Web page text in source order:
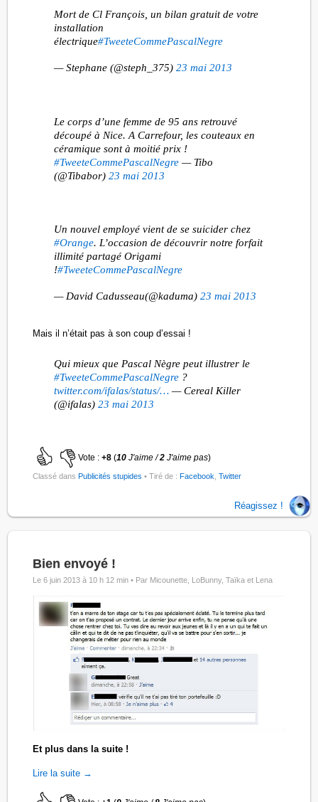
Mort de Cl François, un bilan gratuit de votre
installation
électrique#TweeteCommePascalNegre
— Stephane (@steph_375)23 mai 2013
Le corps d’une femme de 95 ans retrouvé
découpé à Nice. A Carrefour, les couteaux en
céramique sont à moitié prix !
#TweeteCommePascalNegre — Tibo
(@Tibabor)23 mai 2013
Un nouvel employé vient de se suicider chez
#Orange. L’occasion de découvrir notre forfait
illimité partagé Origami
!#TweeteCommePascalNegre
— David Cadusseau(@kaduma)23 mai 2013
Mais il n’était pas à son coup d’essai !
Qui mieux que Pascal Nègre peut illustrer le
#TweeteCommePascalNegre ?
twitter.com/ifalas/status/… — Cereal Killer
(@ifalas)23 mai 2013
Vote :+8 (10J'aime /2 J'aime pas)
Classé dansPublicités stupides • Tiré de :Facebook ,Twitter
Réagissez !
Bien envoyé !
Le 6 juin 2013 à 10 h 12 min • Par Micounette, LoBunny, Taïka et Lena
Et plus dans la suite !
Lire la suite →